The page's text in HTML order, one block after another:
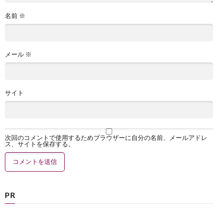
名前 ※
メール ※
サイト
次回のコメントで使用するためブラウザーに自分の名前、メールアドレ
ス、サイトを保存する。
PR